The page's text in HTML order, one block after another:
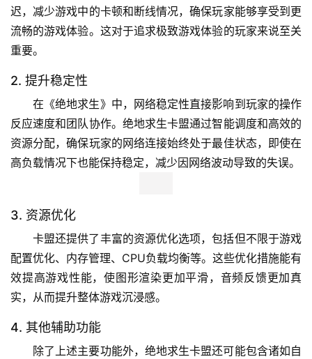
迟，减少游戏中的卡顿和断线情况，确保玩家能够享受到更
流畅的游戏体验。这对于追求极致游戏体验的玩家来说至关
重要。
2. 提升稳定性
在《绝地求生》中，网络稳定性直接影响到玩家的操作
反应速度和团队协作。绝地求生卡盟通过智能调度和高效的
资源分配，确保玩家的网络连接始终处于最佳状态，即使在
高负载情况下也能保持稳定，减少因网络波动导致的失误。
3. 资源优化
卡盟还提供了丰富的资源优化选项，包括但不限于游戏
配置优化、内存管理、CPU负载均衡等。这些优化措施能有
效提高游戏性能，使图形渲染更加平滑，音频反馈更加真
实，从而提升整体游戏沉浸感。
4. 其他辅助功能
除了上述主要功能外，绝地求生卡盟还可能包含诸如自